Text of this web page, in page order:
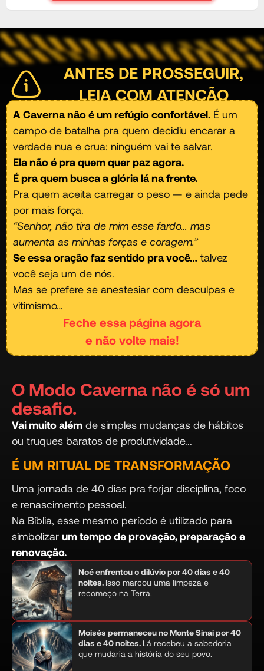
ANTES DE PROSSEGUIR,
LEIA COM ATENÇÃO
A Caverna não é um refúgio confortável. É um
campo de batalha pra quem decidiu encarar a
verdade nua e crua: ninguém vai te salvar.
Ela não é pra quem quer paz agora.
É pra quem busca a glória lá na frente.
Pra quem aceita carregar o peso — e ainda pede
por mais força.
“Senhor, não tira de mim esse fardo… mas
aumenta as minhas forças e coragem.”
Se essa oração faz sentido pra você… talvez
você seja um de nós.
Mas se prefere se anestesiar com desculpas e
vitimismo…
Feche essa página agora
e não volte mais!
O Modo Caverna não é só um
desafio.
Vai muito além de simples mudanças de hábitos
ou truques baratos de produtividade...
É UM RITUAL DE TRANSFORMAÇÃO
Uma jornada de 40 dias pra forjar disciplina, foco
e renascimento pessoal.
Na Bíblia, esse mesmo período é utilizado para
simbolizar um tempo de provação, preparação e
renovação.
Noé enfrentou o dilúvio por 40 dias e 40
noites. Isso marcou uma limpeza e
recomeço na Terra.
Moisés permaneceu no Monte Sinai por 40
dias e 40 noites. Lá recebeu a sabedoria
que mudaria a história do seu povo.